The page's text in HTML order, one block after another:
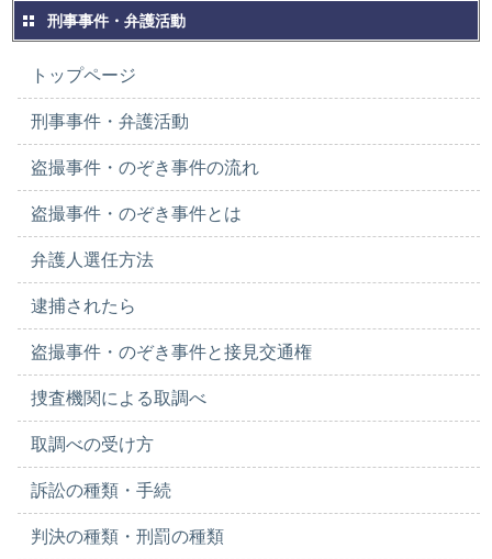
刑事事件・弁護活動
トップページ
刑事事件・弁護活動
盗撮事件・のぞき事件の流れ
盗撮事件・のぞき事件とは
弁護人選任方法
逮捕されたら
盗撮事件・のぞき事件と接見交通権
捜査機関による取調べ
取調べの受け方
訴訟の種類・手続
判決の種類・刑罰の種類